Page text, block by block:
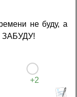
не буду, а
ЗАБУДУ!
+2